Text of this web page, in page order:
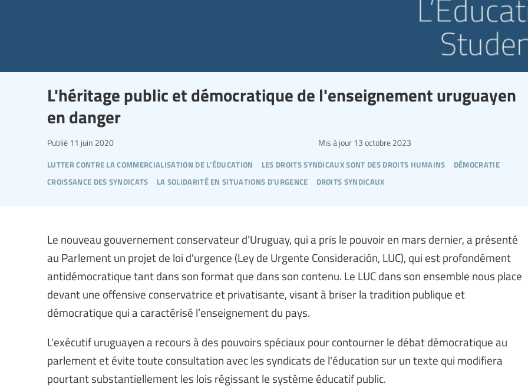
L'héritage public et démocratique de l'enseignement uruguayen
en danger
lutter contre la commercialisation de l’éducation les droits syndicaux sont des droits humains démocratie
croissance des syndicats la solidarité en situations d'urgence droits syndicaux
Publié 11 juin 2020 Mis à jour 13 octobre 2023
Le nouveau gouvernement conservateur d’Uruguay, qui a pris le pouvoir en mars dernier, a présenté
au Parlement un projet de loi d'urgence (Ley de Urgente Consideración, LUC), qui est profondément
antidémocratique tant dans son format que dans son contenu. Le LUC dans son ensemble nous place
devant une offensive conservatrice et privatisante, visant à briser la tradition publique et
démocratique qui a caractérisé l’enseignement du pays.
L'exécutif uruguayen a recours à des pouvoirs spéciaux pour contourner le débat démocratique au
parlement et évite toute consultation avec les syndicats de l'éducation sur un texte qui modifiera
pourtant substantiellement les lois régissant le système éducatif public.